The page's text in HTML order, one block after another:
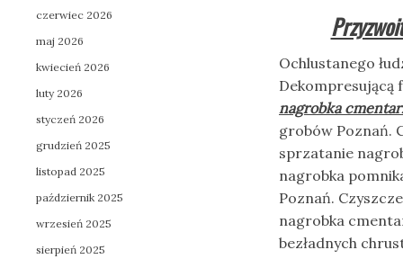
Ochlustanego
nagrobka
grobów Poznań.
sprzatanie
nagrobka
Poznań.
nagrobka
bezładnych
czerwiec 2026
maj 2026
kwiecień 2026
luty 2026
styczeń 2026
grudzień 2025
listopad 2025
październik 2025
wrzesień 2025
sierpień 2025